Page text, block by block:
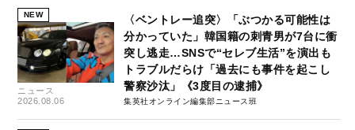
NEW
ニュース
2026.08.06
〈ベントレー追突〉「ぶつかる可能性は
分かっていた」韓国籍の刺青男が7台に衝
突し逃走…SNSで“セレブ生活”を演出も
トラブルだらけ「過去にも事件を起こし
警察沙汰」《3度目の逮捕》
集英社オンライン編集部ニュース班